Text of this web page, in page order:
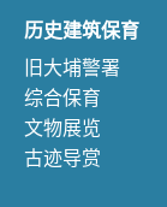
历史建筑保育
旧大埔警署
综合保育
文物展览
古迹导赏